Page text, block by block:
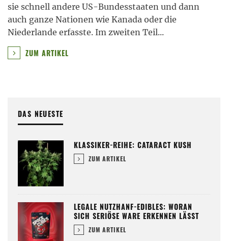
sie schnell andere US-Bundesstaaten und dann
auch ganze Nationen wie Kanada oder die
Niederlande erfasste. Im zweiten Teil...
ZUM ARTIKEL
DAS NEUESTE
KLASSIKER-REIHE: CATARACT KUSH
ZUM ARTIKEL
LEGALE NUTZHANF-EDIBLES: WORAN
SICH SERIÖSE WARE ERKENNEN LÄSST
ZUM ARTIKEL